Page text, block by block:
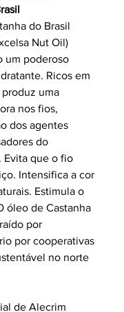
do Brasil
Nut Oil)
um poderoso
Ricos em
uma
nos fios,
dos agentes
do
Evita que o fio
Intensifica a cor
Estimula o
óleo de Castanha
por
por cooperativas
no norte
de Alecrim